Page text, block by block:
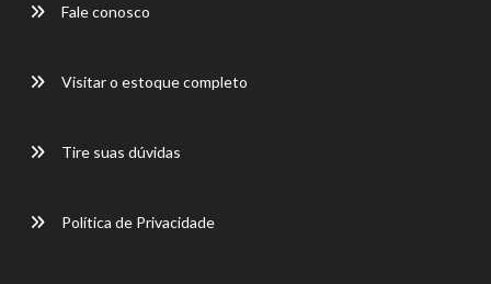
Fale conosco
Visitar o estoque completo
Tire suas dúvidas
Política de Privacidade